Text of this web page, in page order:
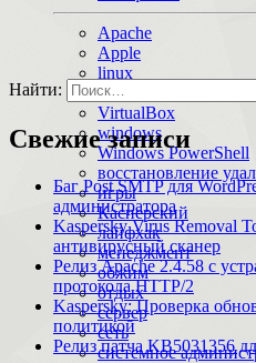
Apache
Apple
linux
macOS
VirtualBox
windows
Windows PowerShell
восстановление
игры
Касперский
лайфхак
менеджмент
обжим
отдых
сервер
сеть
системное
Найти:
Свежие записи
Баг Post SMTP для
администратора
Kaspersky Virus Removal
антивирусный сканер
Релиз Apache 2.4.58 с
протокола HTTP/2
Kaspersky: Проверка
политикой
Релиз патча KB5031356